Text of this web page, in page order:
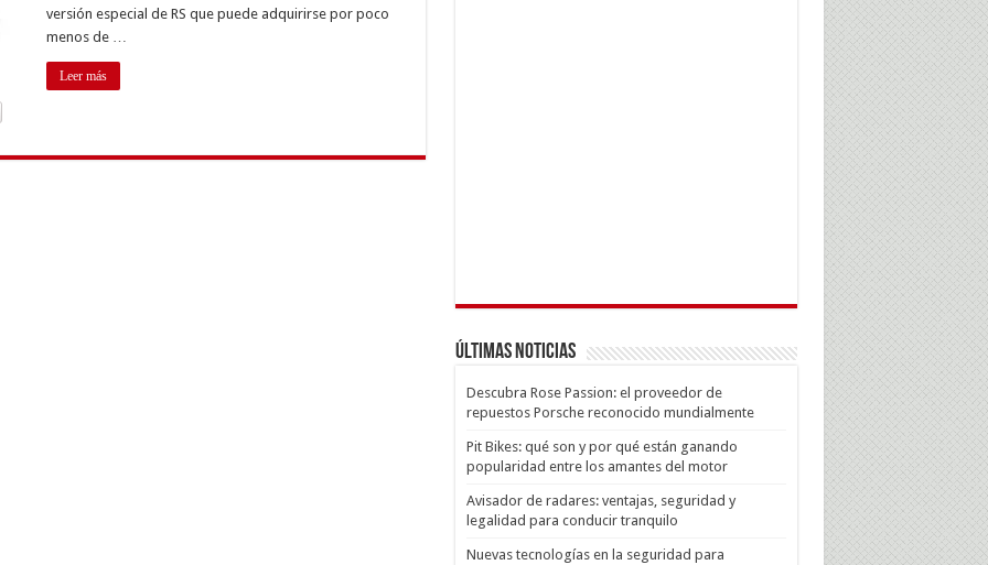
versión especial de RS que puede adquirirse por poco
menos de …
Leer más
Últimas Noticias
Descubra Rose Passion: el proveedor de
repuestos Porsche reconocido mundialmente
Pit Bikes: qué son y por qué están ganando
popularidad entre los amantes del motor
Avisador de radares: ventajas, seguridad y
legalidad para conducir tranquilo
Nuevas tecnologías en la seguridad para